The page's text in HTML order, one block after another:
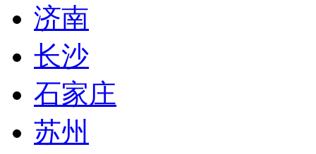
济南
长沙
石家庄
苏州